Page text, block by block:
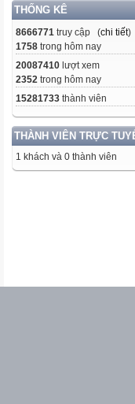
THỐNG KÊ
8666771 truy cập (chi tiết)
1758 trong hôm nay
20087410 lượt xem
2352 trong hôm nay
15281733 thành viên
THÀNH VIÊN TRỰC
1 khách và 0 thành viên